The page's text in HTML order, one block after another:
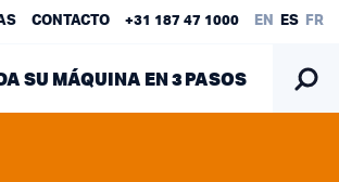
CONTACTO +31 187 47 1000 EN ES FR
SU MÁQUINA EN 3 PASOS